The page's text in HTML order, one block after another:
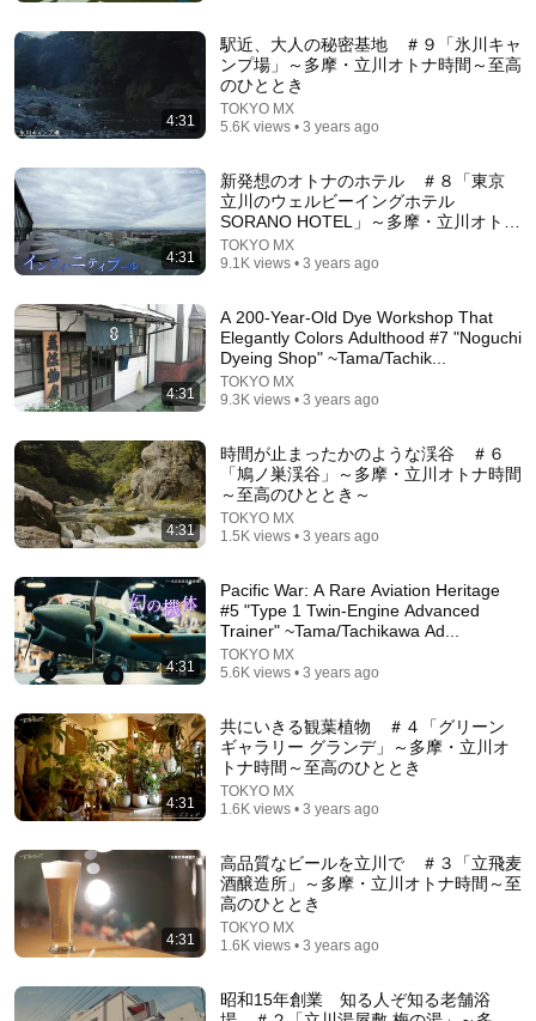
7 Western Hygiene Habits That Disgust Japanese
People — Stop Doing These Now
Inside Japan Living 238K views
機を救った俺に取引先の新部長「半額にしろ！無理な
ら中国製を買う」1週間後、部長から鬼電→俺「お宅
の競合と5倍で独占契約済みです」
日本文化物語
New 58K views
4:31
駅近、大人の秘密基地 ＃９「氷川キャ
ンプ場」～多摩・立川オトナ時間～至高
のひととき
TOKYO MX
5.6K views • 3 years ago
4:31
新発想のオトナのホテル ＃８「東京
立川のウェルビーイングホテル
SORANO HOTEL」～多摩・立川オトナ
時間～至高のひととき～
TOKYO MX
9.1K views • 3 years ago
4:31
A 200-Year-Old Dye Workshop That
Elegantly Colors Adulthood #7 "Noguchi
Dyeing Shop" ~Tama/Tachik...
TOKYO MX
9.3K views • 3 years ago
4:31
時間が止まったかのような渓谷 ＃６
「鳩ノ巣渓谷」～多摩・立川オトナ時間
～至高のひととき～
TOKYO MX
1.5K views • 3 years ago
4:31
Pacific War: A Rare Aviation Heritage
#5 "Type 1 Twin-Engine Advanced
Trainer" ~Tama/Tachikawa Ad...
TOKYO MX
5.6K views • 3 years ago
4:31
共にいきる観葉植物 ＃４「グリーン
ギャラリー グランデ」～多摩・立川オ
トナ時間～至高のひととき
TOKYO MX
1.6K views • 3 years ago
4:31
高品質なビールを立川で ＃３「立飛麦
酒醸造所」～多摩・立川オトナ時間～至
高のひととき
TOKYO MX
1.6K views • 3 years ago
昭和15年創業 知る人ぞ知る老舗浴